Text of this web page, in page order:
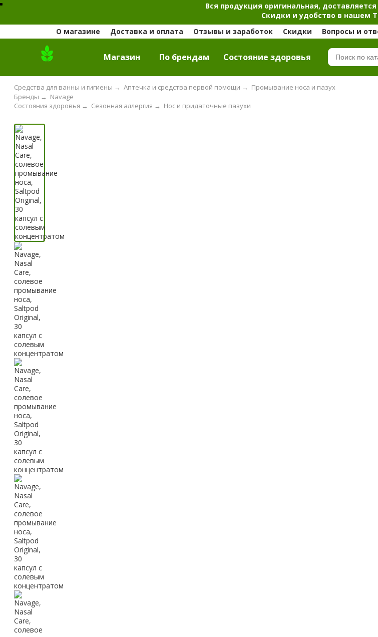
Вся продукция оригинальная,
Скидки и удобство в нашем
О магазине
Доставка и оплата Отзывы и заработок Скидки Вопросы и
Магазин По брендам Cостояние здоровья
Средства для ванны и гигиены → Аптечка и средства первой помощи → Промывание носа и пазух
Navage
Бренды →
Нос и придаточные пазухи
Сезонная аллергия →
Состояния здоровья →